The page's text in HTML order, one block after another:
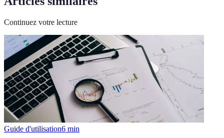
Continuez votre lecture
Guide d'utilisation6 min